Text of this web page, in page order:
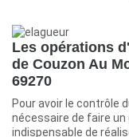
Les opérations
de Couzon Au
69270
Pour avoir le contrôle
nécessaire de faire
indispensable de